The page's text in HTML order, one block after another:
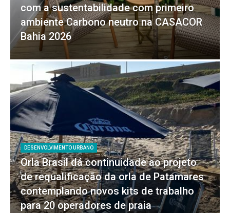
com a sustentabilidade com primeiro
ambiente Carbono neutro na CASACOR
Bahia 2026
DESENVOLVIMENTO URBANO
Orla Brasil dá continuidade ao projeto
de requalificação da orla de Patamares
contemplando novos kits de trabalho
para 20 operadores de praia